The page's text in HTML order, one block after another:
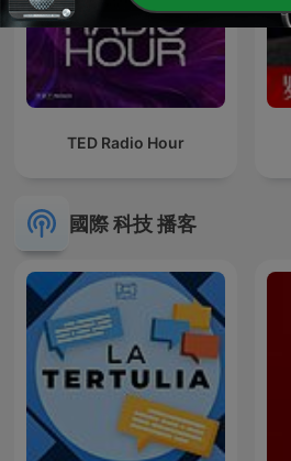
TED Radio Hour
國際 科技 播客